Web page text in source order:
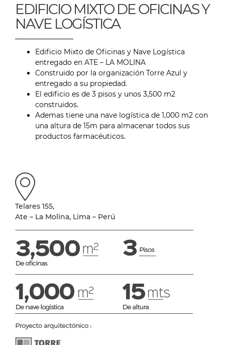
EDIFICIO MIXTO DE OFICINAS Y
NAVE LOGÍSTICA
Edificio Mixto de Oficinas y Nave Logística
entregado en ATE – LA MOLINA
Construido por la organización Torre Azul y
entregado a su propiedad.
El edificio es de 3 pisos y unos 3,500 m2
construidos.
Ademas tiene una nave logística de 1,000 m2 con
una altura de 15m para almacenar todos sus
productos farmacéuticos.
Telares 155,
Ate – La Molina, Lima – Perú